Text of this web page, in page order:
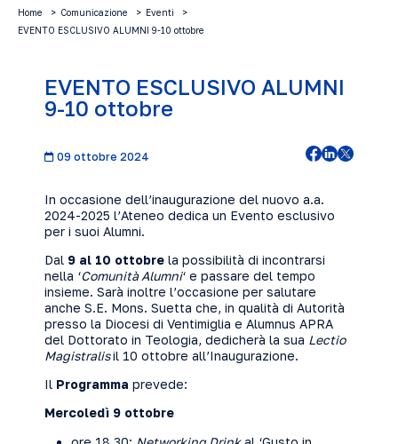
Home Comunicazione
Eventi
EVENTO ESCLUSIVO ALUMNI 9-10 ottobre
EVENTO ESCLUSIVO ALUMNI
9-10 ottobre
09 ottobre 2024
In occasione dell’inaugurazione del nuovo a.a.
2024-2025 l’Ateneo dedica un Evento esclusivo
per i suoi Alumni.
Dal 9 al 10 ottobre la possibilità di incontrarsi
nella ‘Comunità Alumni‘ e passare del tempo
insieme. Sarà inoltre l’occasione per salutare
anche S.E. Mons. Suetta che, in qualità di Autorità
presso la Diocesi di Ventimiglia e Alumnus APRA
del Dottorato in Teologia, dedicherà la sua Lectio
Magistralisil 10 ottobre all’Inaugurazione.
Il Programma prevede:
Mercoledì 9 ottobre